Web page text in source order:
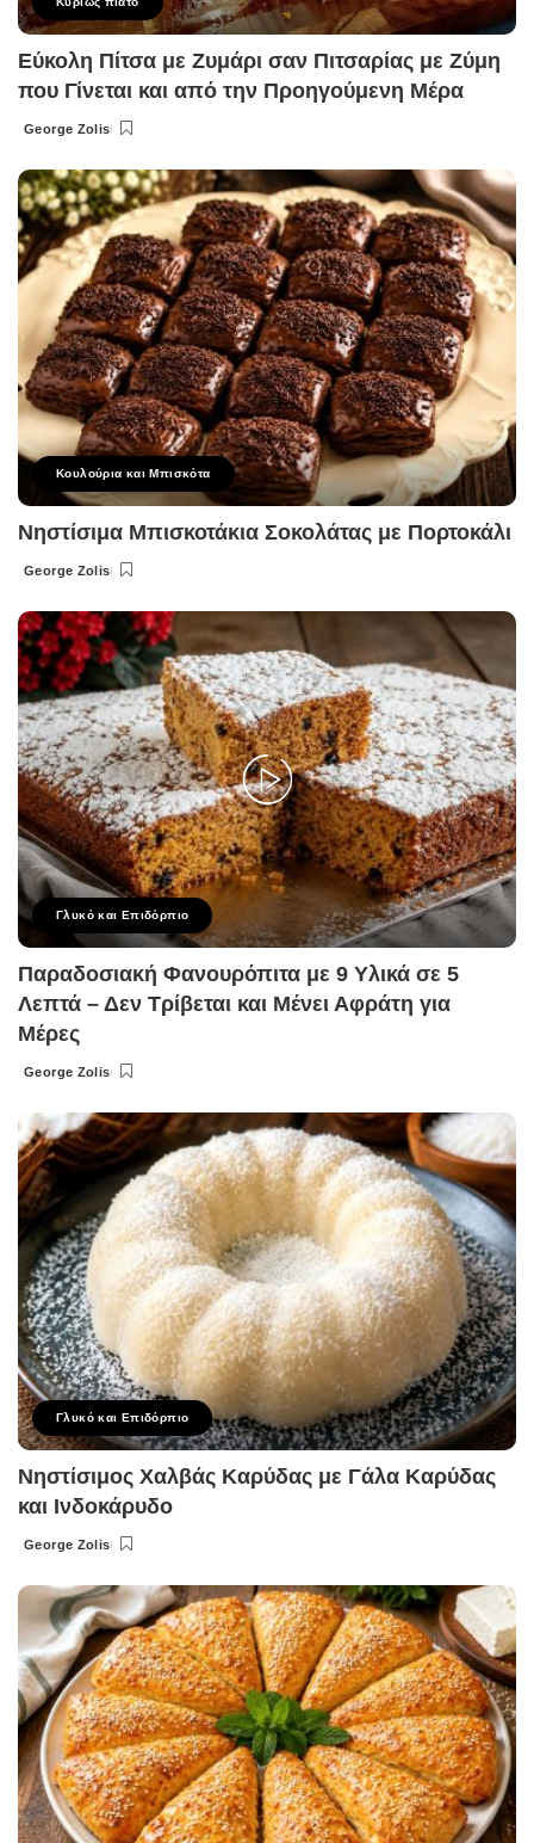
Εύκολη Πίτσα με Ζυμάρι σαν Πιτσαρίας με Ζύμη
που Γίνεται και από την Προηγούμενη Μέρα
Posted
George Zolis
Κουλούρια και Μπισκότα
Νηστίσιμα Μπισκοτάκια Σοκολάτας με Πορτοκάλι
Posted
George Zolis
Γλυκό και Επιδόρπιο
Παραδοσιακή Φανουρόπιτα με 9 Υλικά σε 5
Λεπτά – Δεν Τρίβεται και Μένει Αφράτη για
Μέρες
Posted
George Zolis
Γλυκό και Επιδόρπιο
Νηστίσιμος Χαλβάς Καρύδας με Γάλα Καρύδας
και Ινδοκάρυδο
Posted
George Zolis